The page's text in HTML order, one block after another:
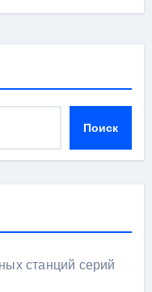
Поиск
станций серий